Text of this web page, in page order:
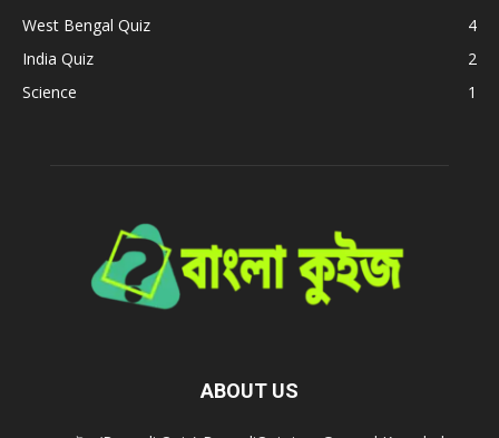
West Bengal Quiz
4
India Quiz
2
Science
1
ABOUT US